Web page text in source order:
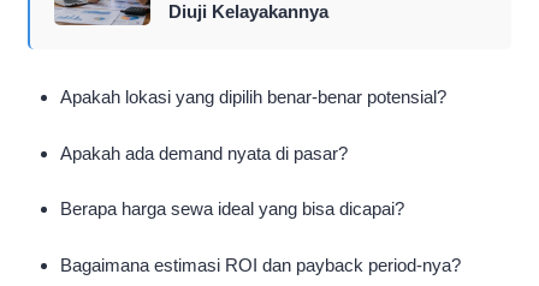
Diuji Kelayakannya
Apakah lokasi yang dipilih benar-benar potensial?
Apakah ada demand nyata di pasar?
Berapa harga sewa ideal yang bisa dicapai?
Bagaimana estimasi ROI dan payback period-nya?